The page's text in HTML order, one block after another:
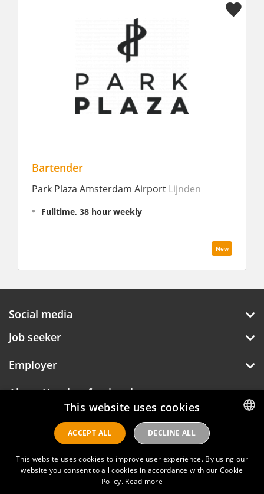
Amsterdam AirportLijnden
38 hour weekly
Social media
Job seeker
Employer
About Hotelprofessionals
Hotelprofessionals
ENGLISH
This website uses cookies
This website uses cookies to improve user experience. By using our
website you consent to all cookies in accordance with our Cookie
Policy. Read more
ACCEPT ALL DECLINE ALL